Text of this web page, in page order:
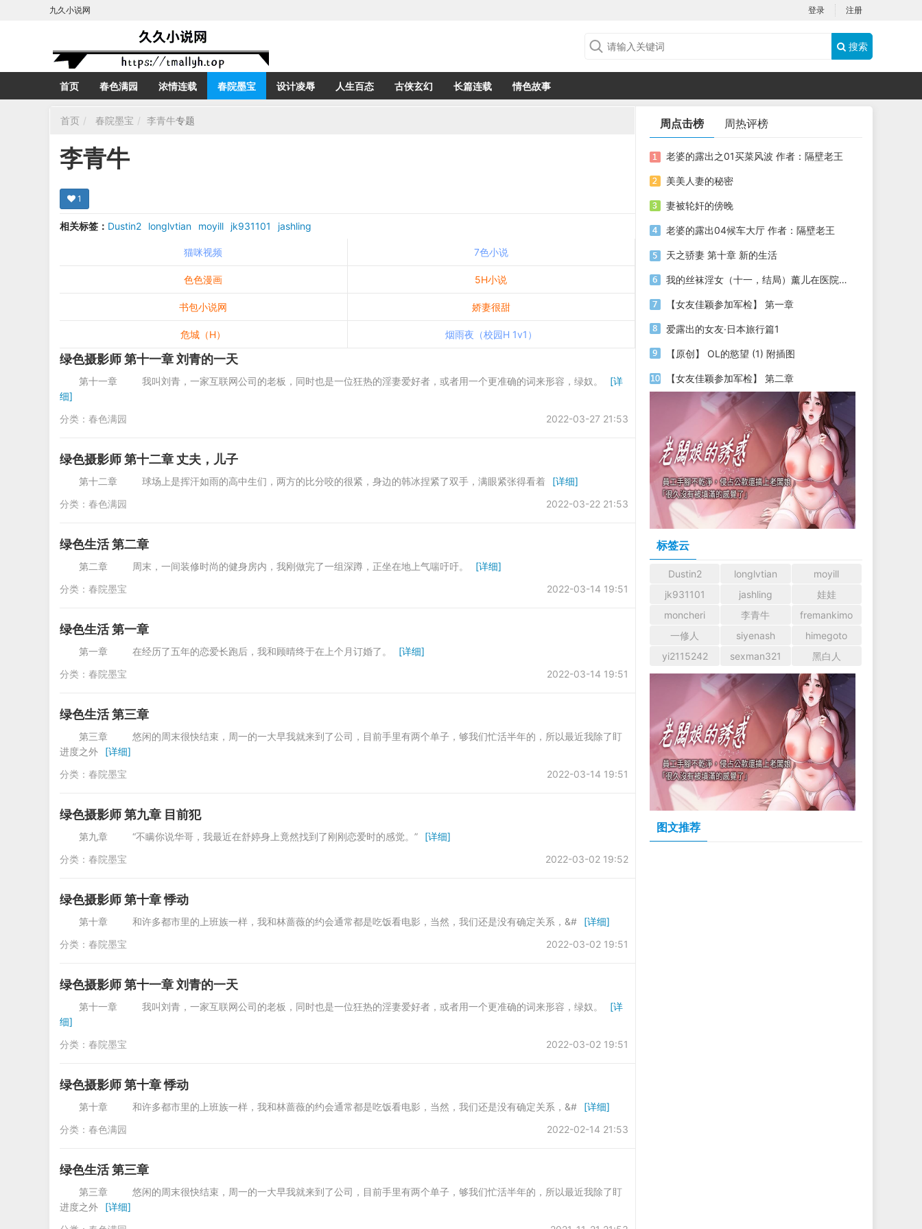
九久小说网 登录 注册
搜索
首页 春色满园 浓情连载 春院墨宝 设计凌辱 人生百态 古侠玄幻 长篇连载 情色故事
首页 春院墨宝 李青牛专题
李青牛
1
相关标签： Dustin2 longlvtian moyill jk931101 jashling
猫咪视频 7色小说
色色漫画 5H小说
书包小说网 娇妻很甜
危城（H） 烟雨夜（校园H 1v1）
绿色摄影师 第十一章 刘青的一天
第十一章 我叫刘青，一家互联网公司的老板，同时也是一位狂热的淫妻爱好者，或者用一个更准确的词来形容，绿奴。
[详
细]
2022-03-27 21:53
分类： 春色满园
绿色摄影师 第十二章 丈夫，儿子
第十二章 球场上是挥汗如雨的高中生们，两方的比分咬的很紧，身边的韩冰捏紧了双手，满眼紧张得看着
[详细]
2022-03-22 21:53
分类： 春色满园
绿色生活 第二章
第二章 周末，一间装修时尚的健身房内，我刚做完了一组深蹲，正坐在地上气喘吁吁。
[详细]
2022-03-14 19:51
分类： 春院墨宝
绿色生活 第一章
第一章 在经历了五年的恋爱长跑后，我和顾晴终于在上个月订婚了。
[详细]
2022-03-14 19:51
分类： 春院墨宝
绿色生活 第三章
第三章 悠闲的周末很快结束，周一的一大早我就来到了公司，目前手里有两个单子，够我们忙活半年的，所以最近我除了盯
进度之外
[详细]
2022-03-14 19:51
分类： 春院墨宝
绿色摄影师 第九章 目前犯
第九章 “不瞒你说华哥，我最近在舒婷身上竟然找到了刚刚恋爱时的感觉。”
[详细]
2022-03-02 19:52
分类： 春院墨宝
绿色摄影师 第十章 悸动
第十章 和许多都市里的上班族一样，我和林蔷薇的约会通常都是吃饭看电影，当然，我们还是没有确定关系，&#
[详细]
2022-03-02 19:51
分类： 春院墨宝
绿色摄影师 第十一章 刘青的一天
第十一章 我叫刘青，一家互联网公司的老板，同时也是一位狂热的淫妻爱好者，或者用一个更准确的词来形容，绿奴。
[详
细]
2022-03-02 19:51
分类： 春院墨宝
绿色摄影师 第十章 悸动
第十章 和许多都市里的上班族一样，我和林蔷薇的约会通常都是吃饭看电影，当然，我们还是没有确定关系，&#
[详细]
2022-02-14 21:53
分类： 春色满园
绿色生活 第三章
第三章 悠闲的周末很快结束，周一的一大早我就来到了公司，目前手里有两个单子，够我们忙活半年的，所以最近我除了盯
进度之外
[详细]
周点击榜 周热评榜
老婆的露出之01买菜风波 作者：隔壁老王
美美人妻的秘密
妻被轮奸的傍晚
老婆的露出04候车大厅 作者：隔壁老王
天之骄妻 第十章 新的生活
我的丝袜淫女（十一，结局）薰儿在医院的淫媚【附图】
【女友佳颖参加军检】 第一章
爱露出的女友·日本旅行篇1
【原创】 OL的慾望 (1) 附插图
【女友佳颖参加军检】 第二章
标签云
Dustin2 longlvtian
moyill
jk931101
jashling
娃娃
moncheri
李青牛
fremankimo
一修人
siyenash
himegoto
yi2115242
sexman321 黑白人
图文推荐